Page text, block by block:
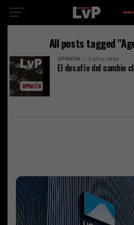
All posts tagged
OPINIÓN 3 años atrás
El desafío del cambio